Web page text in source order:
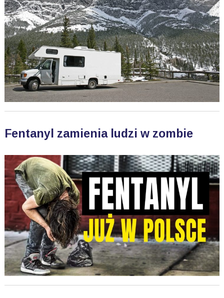
Fentanyl zamienia ludzi w zombie